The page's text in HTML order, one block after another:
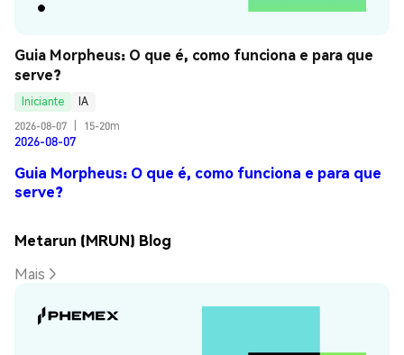
Guia Morpheus: O que é, como funciona e para que
serve?
Iniciante
IA
2026-08-07
15-20m
2026-08-07
Guia Morpheus: O que é, como funciona e para que
serve?
Metarun (MRUN) Blog
Mais